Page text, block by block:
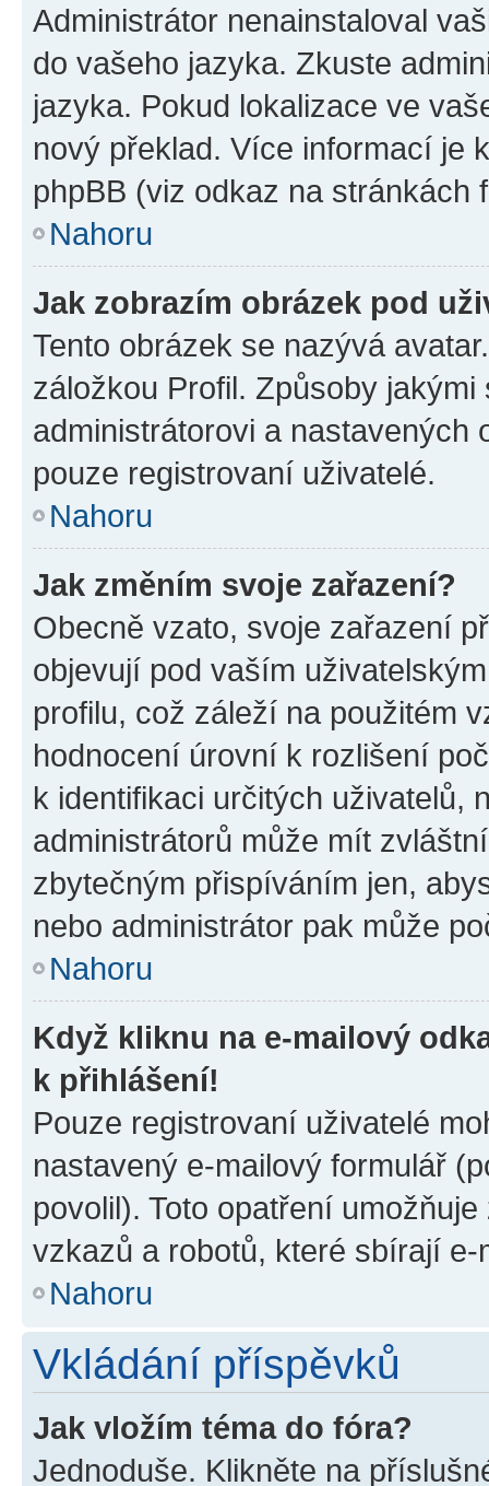
Administrátor nenainstaloval
do vašeho jazyka. Zkuste
jazyka. Pokud lokalizace ve
nový překlad. Více informací je
phpBB (viz odkaz na stránkách
Nahoru
Jak zobrazím obrázek pod
Tento obrázek se nazývá
záložkou Profil. Způsoby
administrátorovi a nastavených
pouze registrovaní uživatelé.
Nahoru
Jak změním svoje zařazení?
Obecně vzato, svoje zařazení
objevují pod vaším
profilu, což záleží na použitém
hodnocení úrovní k rozlišení
k identifikaci určitých uživatelů,
administrátorů může mít
zbytečným přispíváním jen,
nebo administrátor pak může
Nahoru
Když kliknu na e-mailový
k přihlášení!
Pouze registrovaní uživatelé
nastavený e-mailový formulář
povolil). Toto opatření
vzkazů a robotů, které sbírají e-
Nahoru
Vkládání příspěvků
Jak vložím téma do fóra?
Jednoduše. Klikněte na